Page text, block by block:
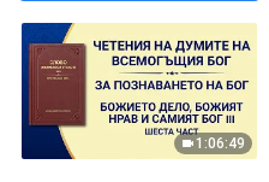
1:06:49